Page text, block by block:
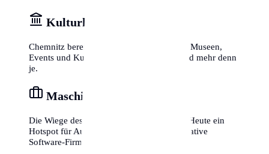
Kulturhauptstadt 2025
Chemnitz bereitet sich auf 2025 vor: Neue Museen,
Events und Kunstwege prägen das Stadtbild mehr denn
je.
Maschinenbau & IT
Die Wiege des deutschen Maschinenbaus. Heute ein
Hotspot für Automobilzulieferer und innovative
Software-Firmen.